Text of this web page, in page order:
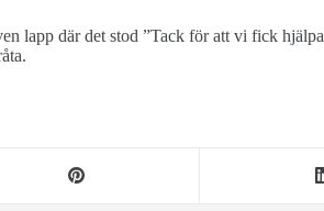
lapp där det stod ”Tack för att vi fick